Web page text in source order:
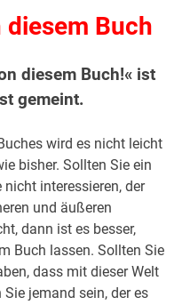
diesem Buch
diesem Buch!« ist
gemeint.
wird es nicht leicht
bisher. Sollten Sie ein
nicht interessieren, der
und äußeren
dann ist es besser,
Buch lassen. Sollten Sie
dass mit dieser Welt
jemand sein, der es